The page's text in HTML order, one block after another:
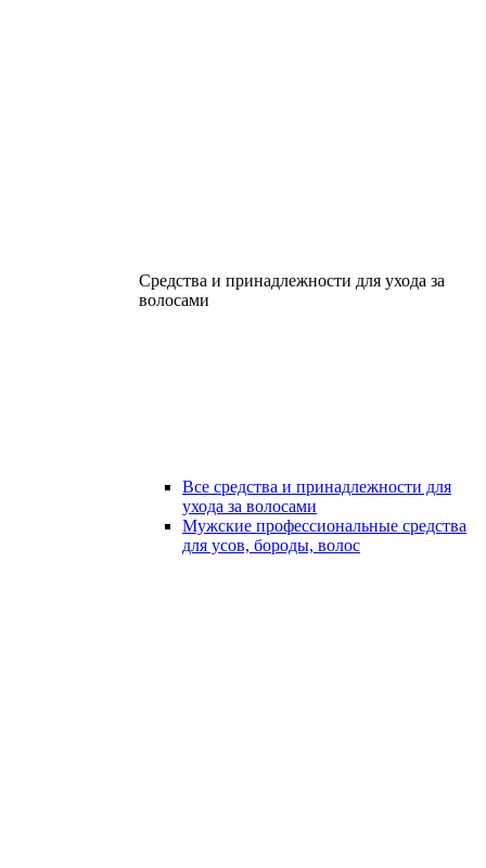
Средства и принадлежности для ухода за
волосами
Все средства и принадлежности для
ухода за волосами
Мужские профессиональные средства
для усов, бороды, волос